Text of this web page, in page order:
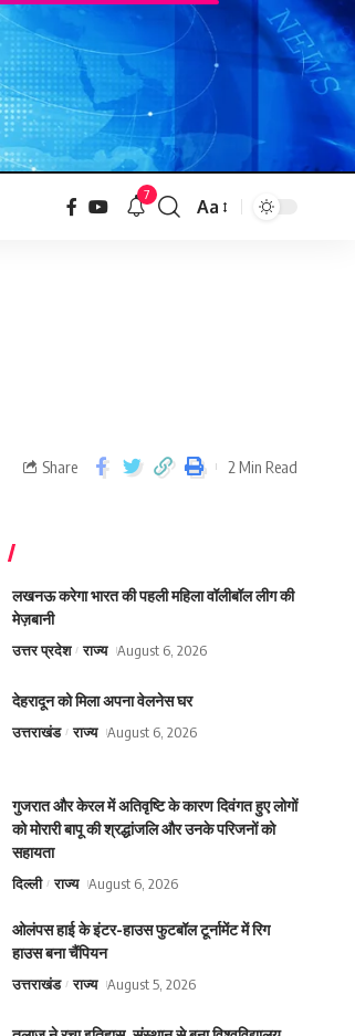
7
Aa
Share 2 Min Read
लखनऊ करेगा भारत की पहली महिला वॉलीबॉल लीग की
मेज़बानी
उत्तर प्रदेश राज्य August 6, 2026
देहरादून को मिला अपना वेलनेस घर
उत्तराखंड राज्य August 6, 2026
गुजरात और केरल में अतिवृष्टि के कारण दिवंगत हुए लोगों
को मोरारी बापू की श्रद्धांजलि और उनके परिजनों को
सहायता
दिल्ली राज्य August 6, 2026
ओलंपस हाई के इंटर-हाउस फुटबॉल टूर्नामेंट में रिग
हाउस बना चैंपियन
उत्तराखंड राज्य August 5, 2026